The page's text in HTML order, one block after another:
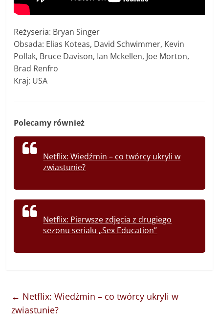
Reżyseria: Bryan Singer
Obsada: Elias Koteas, David Schwimmer, Kevin
Pollak, Bruce Davison, Ian Mckellen, Joe Morton,
Brad Renfro
Kraj: USA
Polecamy również
Netflix: Wiedźmin – co twórcy ukryli w
zwiastunie?
Netflix: Pierwsze zdjęcia z drugiego
sezonu serialu „Sex Education”
← Netflix: Wiedźmin – co twórcy ukryli w
zwiastunie?